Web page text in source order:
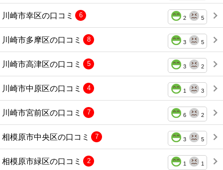
川崎市幸区の口コミ 2 5
6
川崎市多摩区の口コミ 3 5
8
川崎市高津区の口コミ 3 2
5
川崎市中原区の口コミ 1 3
4
川崎市宮前区の口コミ 6 2
7
相模原市中央区の口コミ 3 5
7
相模原市緑区の口コミ 1 1
2